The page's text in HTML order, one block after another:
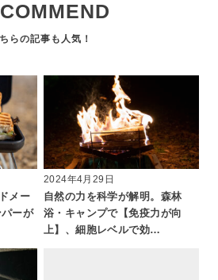
メー
ーが
2024年4月29日
自然の力を科学が解明。森林
浴・キャンプで【免疫力が向
上】、細胞レベルで効…